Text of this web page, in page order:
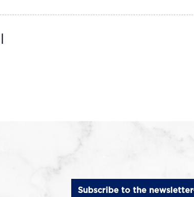
Subscribe to the newsletter